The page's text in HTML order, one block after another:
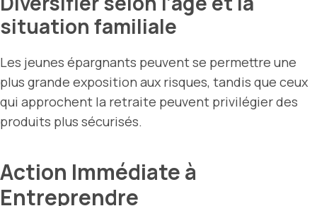
situation familiale
Les jeunes épargnants peuvent se permettre une
plus grande exposition aux risques, tandis que ceux
qui approchent la retraite peuvent privilégier des
produits plus sécurisés.
Action Immédiate à
Entreprendre